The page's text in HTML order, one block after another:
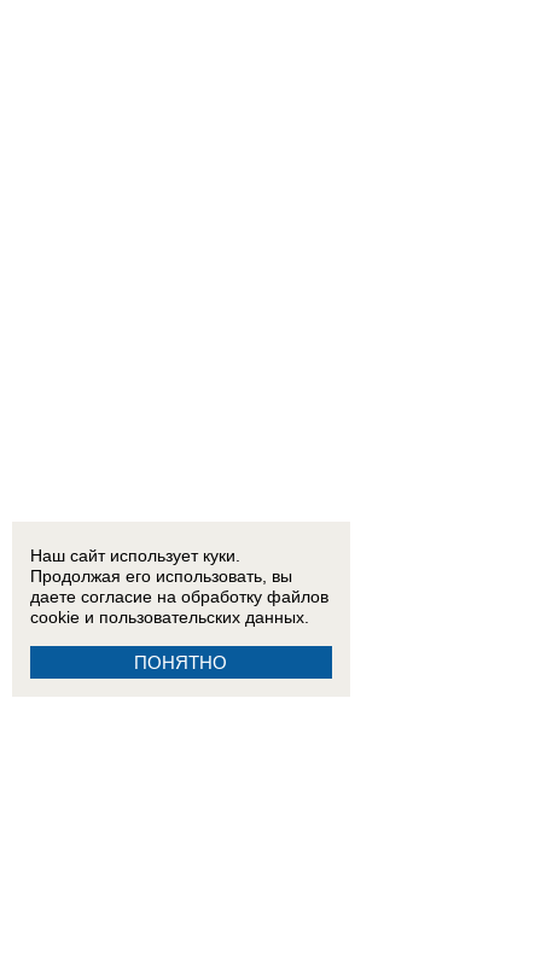
Наш сайт использует куки.
Продолжая его использовать, вы
даете согласие на обработку файлов
cookie и пользовательских данных.
ПОНЯТНО